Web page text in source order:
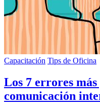
Capacitación Tips de Oficina
Los 7 errores más
comunicación